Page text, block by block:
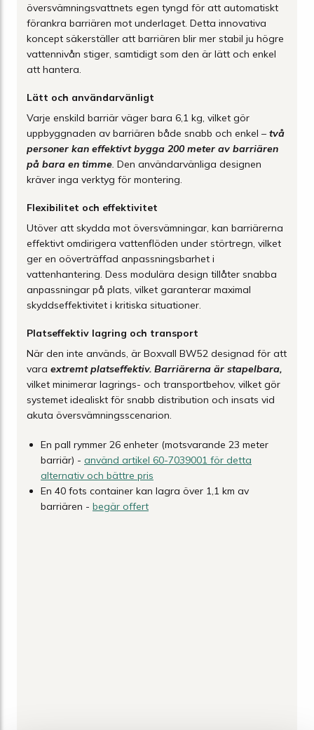
översvämningsvattnets egen tyngd för att automatiskt
förankra barriären mot underlaget. Detta innovativa
koncept säkerställer att barriären blir mer stabil ju högre
vattennivån stiger, samtidigt som den är lätt och enkel
att hantera.
Lätt och användarvänligt
Varje enskild barriär väger bara 6,1 kg, vilket gör
uppbyggnaden av barriären både snabb och enkel – två
personer kan effektivt bygga 200 meter av barriären
på bara en timme Den användarvänliga designen
kräver inga verktyg för montering.
Flexibilitet och effektivitet
Utöver att skydda mot översvämningar, kan barriärerna
effektivt omdirigera vattenflöden under störtregn, vilket
ger en oöverträffad anpassningsbarhet i
vattenhantering. Dess modulära design tillåter snabba
anpassningar på plats, vilket garanterar maximal
skyddseffektivitet i kritiska situationer.
Platseffektiv lagring och transport
När den inte används, är Boxvall BW52 designad för att
vara extremt platseffektiv. Barriärerna är stapelbara,
vilket minimerar lagrings- och transportbehov, vilket gör
systemet idealiskt för snabb distribution och insats vid
akuta översvämningsscenarion.
En pall rymmer 26 enheter (motsvarande 23 meter
barriär) - använd artikel 60-7039001 för detta
alternativ och bättre pris
En 40 fots container kan lagra över 1,1 km av
barriären - begär offert